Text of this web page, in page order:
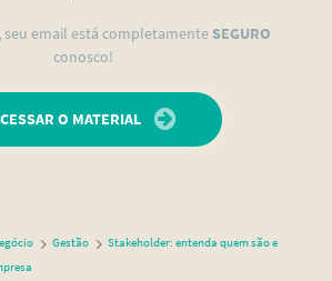
email está completamenteSEGURO
conosco!
O MATERIAL
Gestão
Stakeholder: entenda quem são e